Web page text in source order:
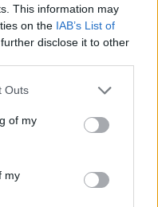
This information may
on the IAB’s List of
disclose it to other
Outs
of my
my